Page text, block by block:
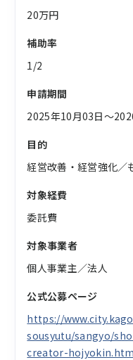
20万円
補助率
1/2
申請期間
2025年10月03日〜
目的
経営改善・経営強化／
対象経費
委託費
対象事業者
個人事業主／法人
公式公募ページ
https://
sousyutu/sangyo/
creator-